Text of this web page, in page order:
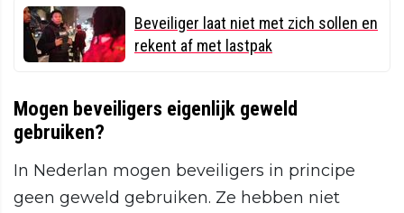
Beveiliger laat niet met zich sollen en
rekent af met lastpak
Mogen beveiligers eigenlijk geweld
gebruiken?
In Nederlan mogen beveiligers in principe
geen geweld gebruiken. Ze hebben niet